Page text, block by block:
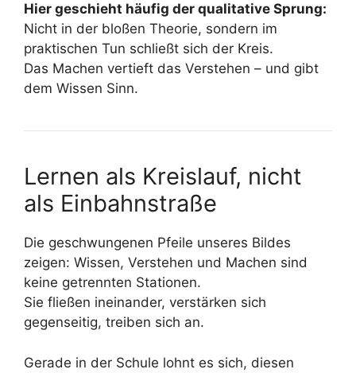
Hier geschieht häufig der qualitative Sprung:
Nicht in der bloßen Theorie, sondern im
praktischen Tun schließt sich der Kreis.
Das Machen vertieft das Verstehen – und gibt
dem Wissen Sinn.
Lernen als Kreislauf, nicht
als Einbahnstraße
Die geschwungenen Pfeile unseres Bildes
zeigen: Wissen, Verstehen und Machen sind
keine getrennten Stationen.
Sie fließen ineinander, verstärken sich
gegenseitig, treiben sich an.
Gerade in der Schule lohnt es sich, diesen